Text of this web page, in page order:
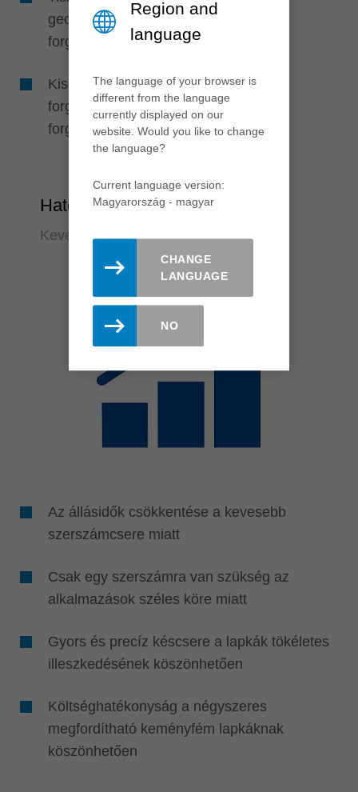
geometriának és a különálló
forgácskamráknak köszönhetően
Kisebb súrlódás a polírozott
forgácsolóéleknek és a jobb
forgácsáramlásnak köszönhetően
Hatékonyság
Kevesebb állásidő, gyors késcsere
Az állásidők csökkentése a kevesebb
szerszámcsere miatt
Csak egy szerszámra van szükség az
alkalmazások széles köre miatt
Gyors és precíz késcsere a lapkák tökéletes
illeszkedésének köszönhetően
Költséghatékonyság a négyszeres
megfordítható keményfém lapkáknak
köszönhetően
Region and
language
The language of your browser is
different from the language
currently displayed on our
website. Would you like to change
the language?
Current language version:
Magyarország - magyar
CHANGE
LANGUAGE
NO